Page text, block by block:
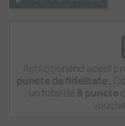
Achiziționând acest
puncte de fidelitate .
un total de 8 puncte